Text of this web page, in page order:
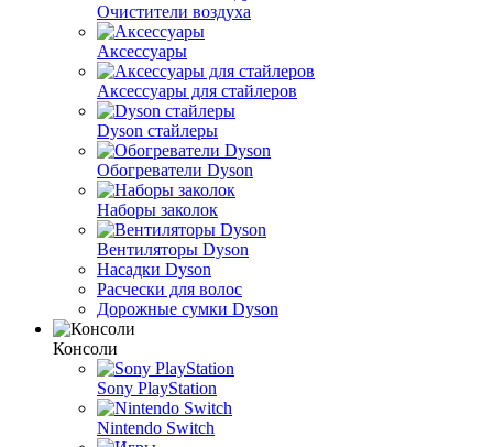
Очистители воздуха
Аксессуары
Аксессуары для стайлеров
Dyson стайлеры
Обогреватели Dyson
Наборы заколок
Вентиляторы Dyson
Насадки Dyson
Расчески для волос
Дорожные сумки Dyson
Консоли
Sony PlayStation
Nintendo Switch